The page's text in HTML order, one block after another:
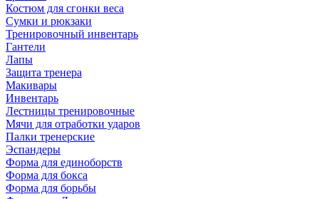
Костюм для сгонки веса
Сумки и рюкзаки
Тренировочный инвентарь
Гантели
Лапы
Защита тренера
Макивары
Инвентарь
Лестницы тренировочные
Мячи для отработки ударов
Палки тренерские
Эспандеры
Форма для единоборств
Форма для бокса
Форма для борьбы